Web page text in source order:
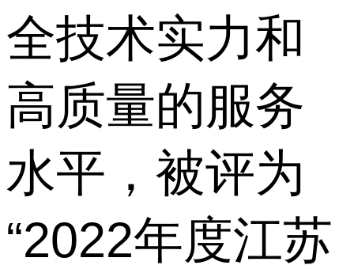
全技术实力和
高质量的服务
水平，被评为
“2022年度江苏